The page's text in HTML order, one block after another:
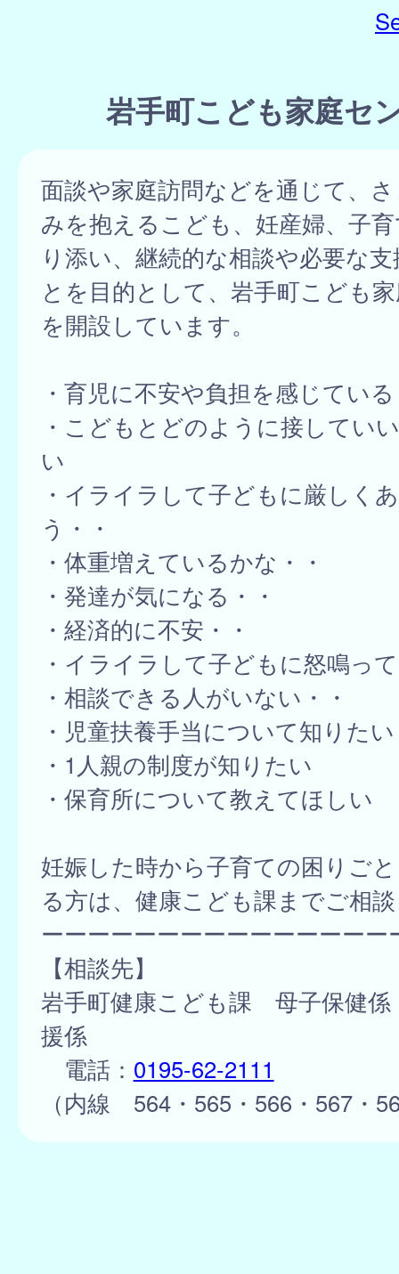
岩手町こども家庭セ
面談や家庭訪問などを通じて、
みを抱えるこども、妊産婦、子
り添い、継続的な相談や必要な
とを目的として、岩手町こども
を開設しています。
・育児に不安や負担を感じている
・こどもとどのように接してい
い
・イライラして子どもに厳しく
う・・
・体重増えているかな・・
・発達が気になる・・
・経済的に不安・・
・イライラして子どもに怒鳴っ
・相談できる人がいない・・
・児童扶養手当について知りたい
・1人親の制度が知りたい
・保育所について教えてほしい
妊娠した時から子育ての困りご
る方は、健康こども課までご相
ーーーーーーーーーーーーーーー
【相談先】
岩手町健康こども課 母子保健係
援係
電話： 0195-62-2111
（内線 564・565・566・567・